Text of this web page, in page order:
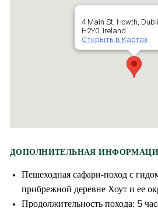
4 Main St, Howth,
H2Y0, Ireland
Открыть в Картах
ДОПОЛНИТЕЛЬНАЯ
Пешеходная сафари-поход с
прибрежной деревне Хоут и ее
Продолжительность похода: 5